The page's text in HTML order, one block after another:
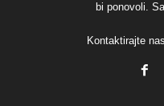
bi ponovoli.
Kontaktirajte